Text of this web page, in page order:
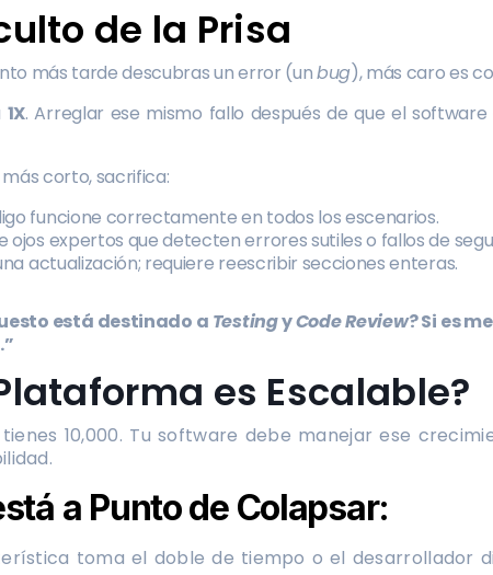
de la Prisa
más tarde descubras un error (unbug), más caro es
1X. Arreglar ese mismo fallo después de que el
corto, sacrifica:
funcione correctamente en todos los escenarios.
ojos expertos que detecten errores sutiles o fallos de
actualización; requiere reescribir secciones enteras.
está destinado a TestingyCode Review? Si es
es Escalable?
10,000. Tu software debe manejar ese
a Punto de Colapsar:
toma el doble de tiempo o el desarrollador